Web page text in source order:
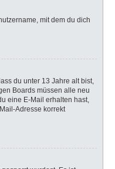
mit dem du dich
du unter 13 Jahre alt bist,
Boards müssen alle neu
eine E-Mail erhalten hast,
Adresse korrekt